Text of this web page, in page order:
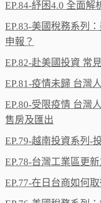
EP.84-紓困4.0 全面
EP.83-美國稅務系列
申報？
EP.82-赴美國投資 常
EP.81-疫情未歸 台灣
EP.80-受限疫情 台灣
售房及匯出
EP.79-越南投資系列-
EP.78-台灣工業區更
EP.77-在日台商如何